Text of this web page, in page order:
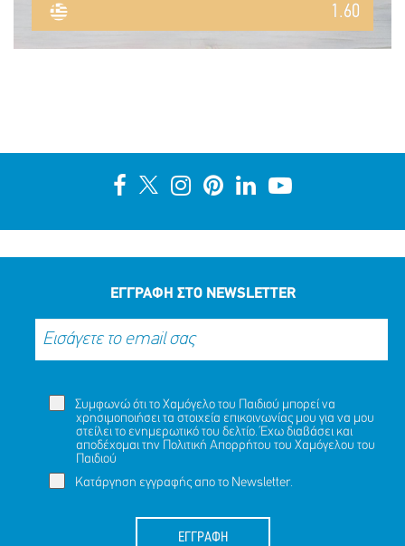
1.60
ΕΓΓΡΑΦΗ ΣΤΟ NEWSLETTER
Συμφωνώ ότι το Χαμόγελο του Παιδιού μπορεί να
χρησιμοποιήσει τα στοιχεία επικοινωνίας μου για να μου
στείλει το ενημερωτικό του δελτίο. Έχω διαβάσει και
αποδέχομαι την Πολιτική Απορρήτου του Χαμόγελου του
Παιδιού
Κατάργηση εγγραφής απο το Newsletter.
ΕΓΓΡΑΦΗ